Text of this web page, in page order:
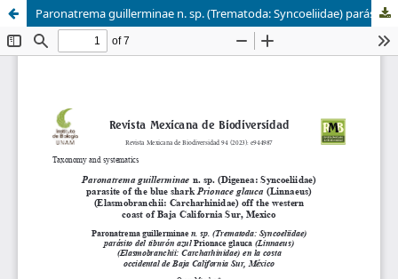
Paronatrema guillerminae n. sp. (Trematoda: Syncoeliidae) parásito del tiburón azul Prionace glauca (Linnaeus) (Elasmobranchii: Carcharhinidae) en la costa occidental de Baja California Sur, México